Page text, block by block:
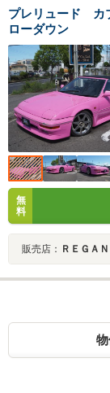
プレリュード カ
ローダウン
無
料
販売店： ＲＥＧＡ